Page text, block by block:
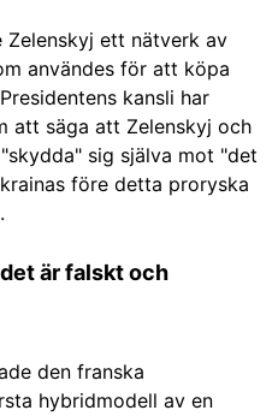
Zelenskyj ett nätverk av
användes för att köpa
kansli har
att säga att Zelenskyj och
sig själva mot "det
före detta proryska
är falskt och
den franska
hybridmodell av en